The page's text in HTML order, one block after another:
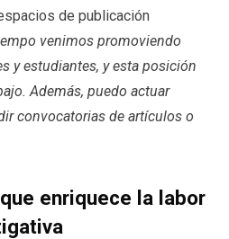
de publicación
venimos promoviendo
y estudiantes, y esta posición
Además, puedo actuar
convocatorias de artículos o
enriquece la labor